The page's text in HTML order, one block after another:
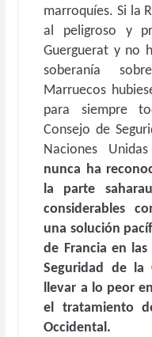
marroquíes. Si la
al peligroso y
Guerguerat y no
soberanía
Marruecos
para siempre
Consejo de
Naciones
nunca ha
la parte
considerables
una solución
de Francia en
Seguridad de la
llevar a lo peor
el tratamiento
Occidental.